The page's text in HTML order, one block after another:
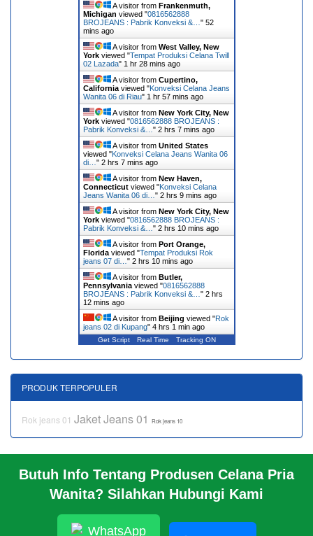
A visitor from Frankenmuth,
Michigan viewed "0816562888
BROJEANS : Pabrik Konveksi &… " 52
mins ago
A visitor from West Valley, New
Yorkviewed "Tempat Produksi Celana Twill
02 Lazada" 1 hr 28 mins ago
A visitor from Cupertino,
Californiaviewed "Konveksi Celana Jeans
Wanita 06 di Riau" 1 hr 57 mins ago
A visitor from New York City, New
Yorkviewed "0816562888 BROJEANS :
Pabrik Konveksi &… " 2 hrs 7 mins ago
A visitor from United States
viewed "Konveksi Celana Jeans Wanita 06
di… " 2 hrs 7 mins ago
A visitor from New Haven,
Connecticutviewed "Konveksi Celana
Jeans Wanita 06 di… " 2 hrs 9 mins ago
A visitor from New York City, New
Yorkviewed "0816562888 BROJEANS :
Pabrik Konveksi &… " 2 hrs 10 mins ago
A visitor from Port Orange,
Floridaviewed "Tempat Produksi Rok
jeans 07 di… " 2 hrs 10 mins ago
A visitor from Butler,
Pennsylvaniaviewed "0816562888
BROJEANS : Pabrik Konveksi &… " 2 hrs
12 mins ago
A visitor from Beijing viewed "Rok
jeans 02 di Kupang" 4 hrs 1 min ago
Get Script Real Time Tracking ON
Butuh Info Tentang Produsen Celana Pria
Wanita? Silahkan Hubungi Kami
WhatsApp
PRODUK TERPOPULER
Rok jeans 01 Jaket Jeans 01 Rok jeans 10
BERANDA
KERANJANG BELANJA